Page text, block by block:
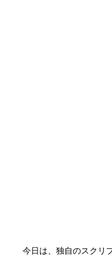
今日は、独自のスクリ